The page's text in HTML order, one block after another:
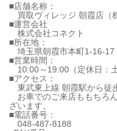
■店舗名称：
買取ヴィレッジ 朝霞店（
■運営会社
株式会社コネクト
■所在地：
埼玉県朝霞市本町1-16-17
■営業時間：
10:00～19:00（定休日：
■アクセス：
東武東上線 朝霞駅から徒
お車でのご来店ももちろ
ざいます。
■電話番号：
048-487-8188